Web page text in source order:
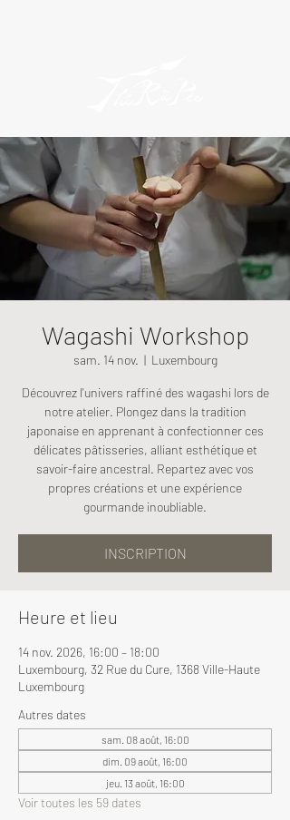
Wagashi Workshop
sam. 14 nov.
  |
Luxembourg
Découvrez l'univers raffiné des wagashi lors de
notre atelier. Plongez dans la tradition
japonaise en apprenant à confectionner ces
délicates pâtisseries, alliant esthétique et
savoir-faire ancestral. Repartez avec vos
propres créations et une expérience
gourmande inoubliable.
INSCRIPTION
Heure et lieu
14 nov. 2026, 16:00 – 18:00
Luxembourg, 32 Rue du Cure, 1368 Ville-Haute
Luxembourg
Autres dates
sam. 08 août, 16:00
dim. 09 août, 16:00
jeu. 13 août, 16:00
Voir toutes les 59 dates